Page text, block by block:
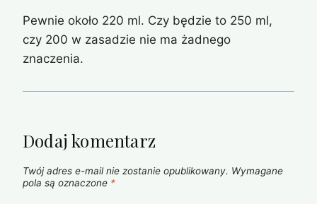
Pewnie około 220 ml. Czy będzie to 250 ml,
czy 200 w zasadzie nie ma żadnego
znaczenia.
Dodaj komentarz
Twój adres e-mail nie zostanie opublikowany. Wymagane
pola są oznaczone *